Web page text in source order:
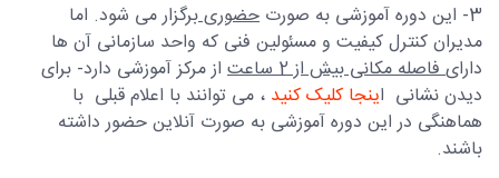
3- این دوره آموزشی به صورت
حضوریبرگزار می شود. اما
مدیران کنترل کیفیت و مسئولین فنی که واحد سازمانی آن ها
دارایفاصله مکانی بیش از 2 ساعت
از مرکز آموزشی دارد- برای
دیدن نشانی اینجا کلیک کنید ، می توانند با اعلام قبلی با
هماهنگی در این دوره آموزشی به صورت آنلاین حضور داشته
باشند.